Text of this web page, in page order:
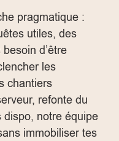
pragmatique :
utiles, des
d’être
les
chantiers
refonte du
notre équipe
immobiliser tes